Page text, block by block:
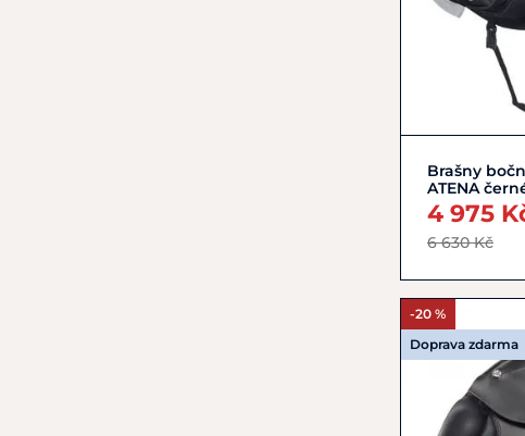
Brašny
ATENA
4 975
6 630 Kč
-20 %
Doprava zdarma